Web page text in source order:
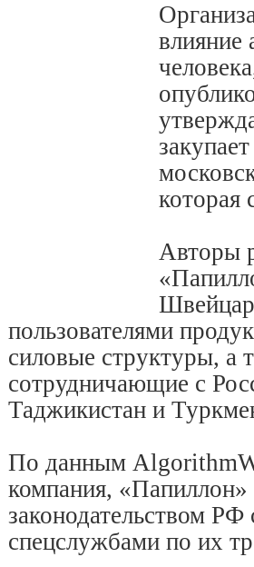
влияние
которая
Авторы
пользователями
силовые структуры, а
сотрудничающие с
Таджикистан и
По данным
компания, «Папиллон»
законодательством
спецслужбами по их